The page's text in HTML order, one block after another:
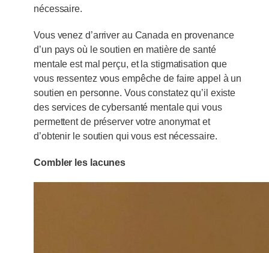
nécessaire.
Vous venez d’arriver au Canada en provenance
d’un pays où le soutien en matière de santé
mentale est mal perçu, et la stigmatisation que
vous ressentez vous empêche de faire appel à un
soutien en personne. Vous constatez qu’il existe
des services de cybersanté mentale qui vous
permettent de préserver votre anonymat et
d’obtenir le soutien qui vous est nécessaire.
Combler les lacunes